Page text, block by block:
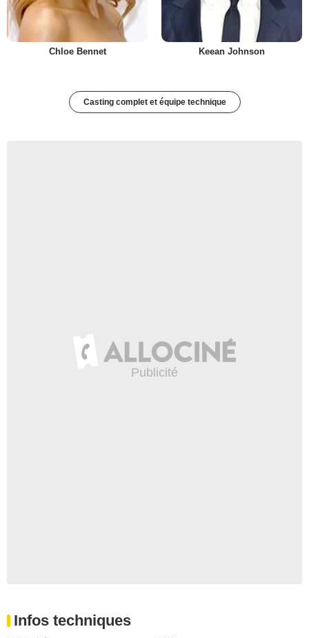
Chloe Bennet Keean Johnson
Casting complet et équipe technique
Infos techniques